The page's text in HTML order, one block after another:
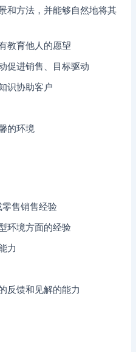
和方法，并能够自然地将其
教育他人的愿望
促进销售、目标驱动
识协助客户
的环境
零售销售经验
环境方面的经验
力
反馈和见解的能力